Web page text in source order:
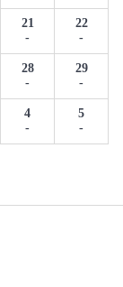
21
-
22
-
28
-
29
-
4
-
5
-